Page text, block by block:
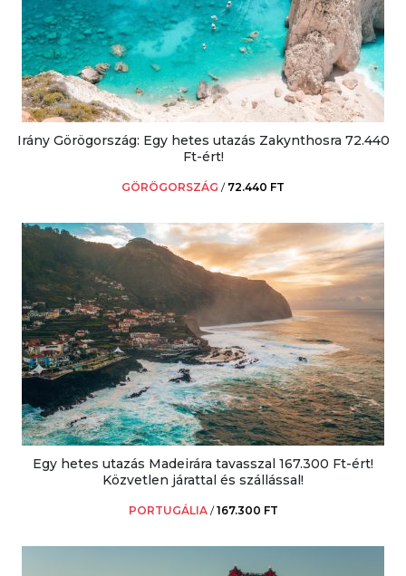
Irány Görögország: Egy hetes utazás Zakynthosra 72.440
Ft-ért!
GÖRÖGORSZÁG / 72.440 FT
Egy hetes utazás Madeirára tavasszal 167.300 Ft-ért!
Közvetlen járattal és szállással!
PORTUGÁLIA /167.300 FT